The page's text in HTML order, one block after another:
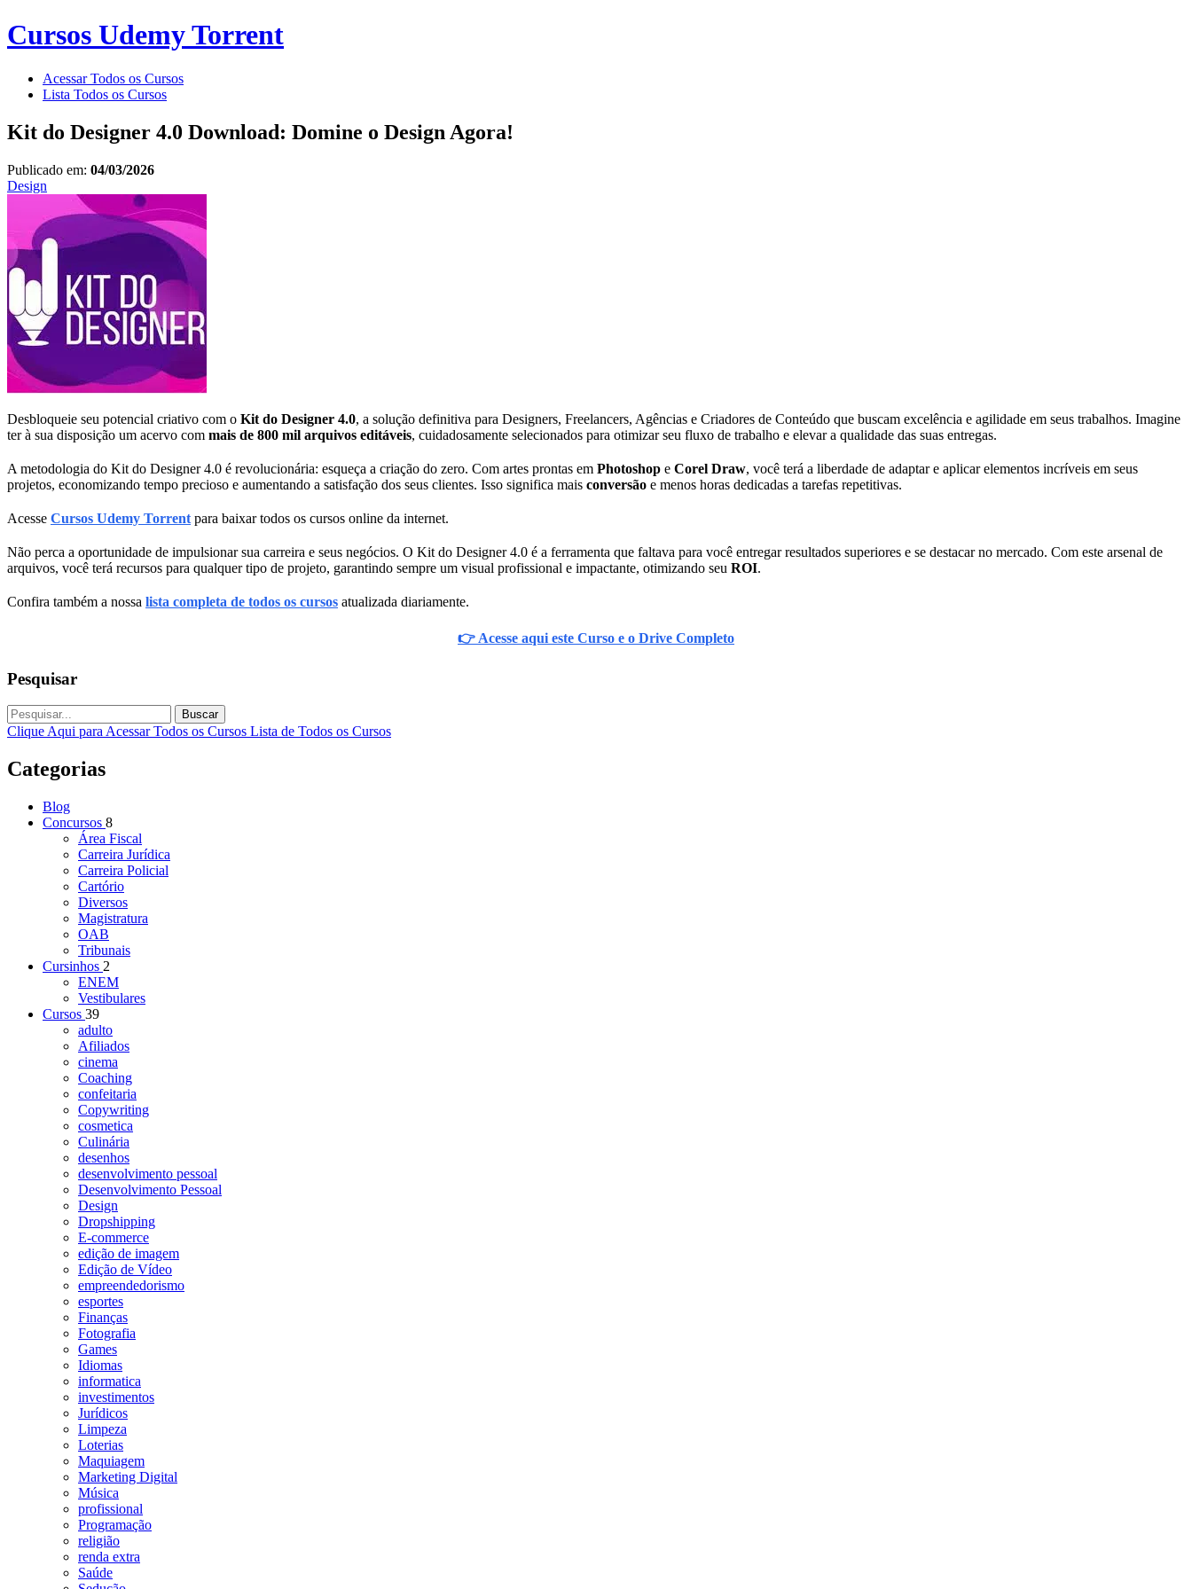
Cursos Udemy Torrent
Acessar Todos os Cursos
Lista Todos os Cursos
Kit do Designer 4.0 Download: Domine o Design Agora!
Publicado em: 04/03/2026
Design
Desbloqueie seu potencial criativo com o Kit do Designer 4.0, a solução definitiva para Designers, Freelancers, Agências e Criadores de Conteúdo que buscam excelência e agilidade em seus trabalhos. Imagine
ter à sua disposição um acervo com mais de 800 mil arquivos editáveis, cuidadosamente selecionados para otimizar seu fluxo de trabalho e elevar a qualidade das suas entregas.
A metodologia do Kit do Designer 4.0 é revolucionária: esqueça a criação do zero. Com artes prontas em Photoshop e Corel Draw, você terá a liberdade de adaptar e aplicar elementos incríveis em seus
projetos, economizando tempo precioso e aumentando a satisfação dos seus clientes. Isso significa mais conversão e menos horas dedicadas a tarefas repetitivas.
Acesse Cursos Udemy Torrent para baixar todos os cursos online da internet.
Não perca a oportunidade de impulsionar sua carreira e seus negócios. O Kit do Designer 4.0 é a ferramenta que faltava para você entregar resultados superiores e se destacar no mercado. Com este arsenal de
arquivos, você terá recursos para qualquer tipo de projeto, garantindo sempre um visual profissional e impactante, otimizando seu ROI.
Confira também a nossa lista completa de todos os cursos atualizada diariamente.
👉 Acesse aqui este Curso e o Drive Completo
Pesquisar
Buscar
Clique Aqui para Acessar Todos os Cursos Lista de Todos os Cursos
Categorias
Blog
Concursos 8
Área Fiscal
Carreira Jurídica
Carreira Policial
Cartório
Diversos
Magistratura
OAB
Tribunais
Cursinhos 2
ENEM
Vestibulares
Cursos 39
adulto
Afiliados
cinema
Coaching
confeitaria
Copywriting
cosmetica
Culinária
desenhos
desenvolvimento pessoal
Desenvolvimento Pessoal
Design
Dropshipping
E-commerce
edição de imagem
Edição de Vídeo
empreendedorismo
esportes
Finanças
Fotografia
Games
Idiomas
informatica
investimentos
Jurídicos
Limpeza
Loterias
Maquiagem
Marketing Digital
Música
profissional
Programação
religião
renda extra
Saúde